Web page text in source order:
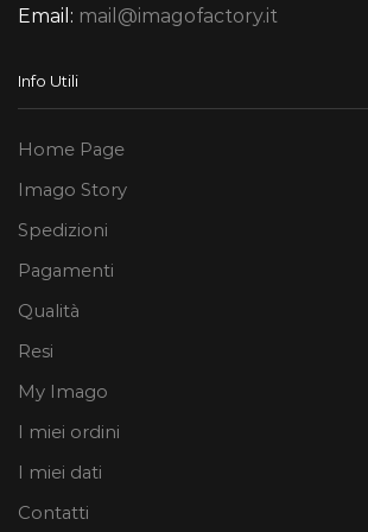
Email: mail@imagofactory.it
Info Utili
Home Page
Imago Story
Spedizioni
Pagamenti
Qualità
Resi
My Imago
I miei ordini
I miei dati
Contatti